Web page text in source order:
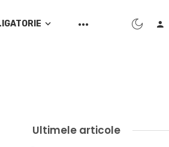
Ultimele articole